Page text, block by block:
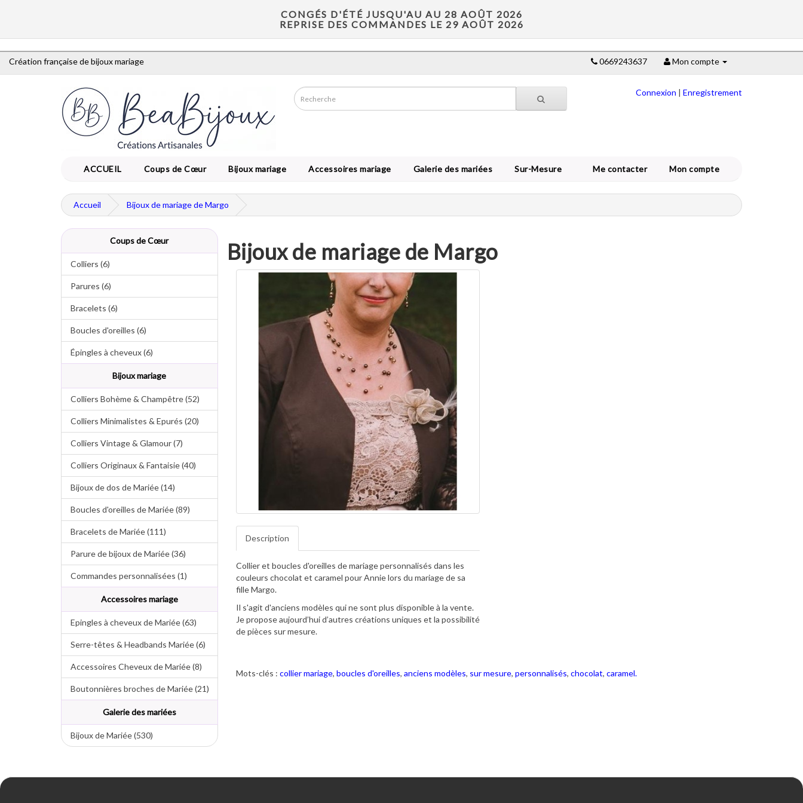
CONGÉS D'ÉTÉ JUSQU'AU AU 28 AOÛT 2026
REPRISE DES COMMANDES LE 29 AOÛT 2026
Création française de bijoux mariage 0669243637 Mon compte
Connexion | Enregistrement
ACCUEIL Coups de Cœur Bijoux mariage Accessoires mariage Galerie des mariées Sur-Mesure Me contacter Mon compte
Accueil Bijoux de mariage de Margo
Coups de Cœur
Colliers (6)
Parures (6)
Bracelets (6)
Boucles d'oreilles (6)
Épingles à cheveux (6)
Bijoux mariage
Colliers Bohème & Champêtre (52)
Colliers Minimalistes & Epurés (20)
Colliers Vintage & Glamour (7)
Colliers Originaux & Fantaisie (40)
Bijoux de dos de Mariée (14)
Boucles d'oreilles de Mariée (89)
Bracelets de Mariée (111)
Parure de bijoux de Mariée (36)
Commandes personnalisées (1)
Accessoires mariage
Epingles à cheveux de Mariée (63)
Serre-têtes & Headbands Mariée (6)
Accessoires Cheveux de Mariée (8)
Boutonnières broches de Mariée (21)
Galerie des mariées
Bijoux de Mariée (530)
Bijoux de mariage de Margo
Description
Collier et boucles d'oreilles de mariage personnalisés dans les
couleurs chocolat et caramel pour Annie lors du mariage de sa
fille Margo.
Il s'agit d'anciens modèles qui ne sont plus disponible à la vente.
Je propose aujourd’hui d’autres créations uniques et la possibilité
de pièces sur mesure.
Mots-clés : collier mariage, boucles d'oreilles, anciens modèles, sur mesure, personnalisés, chocolat, caramel.